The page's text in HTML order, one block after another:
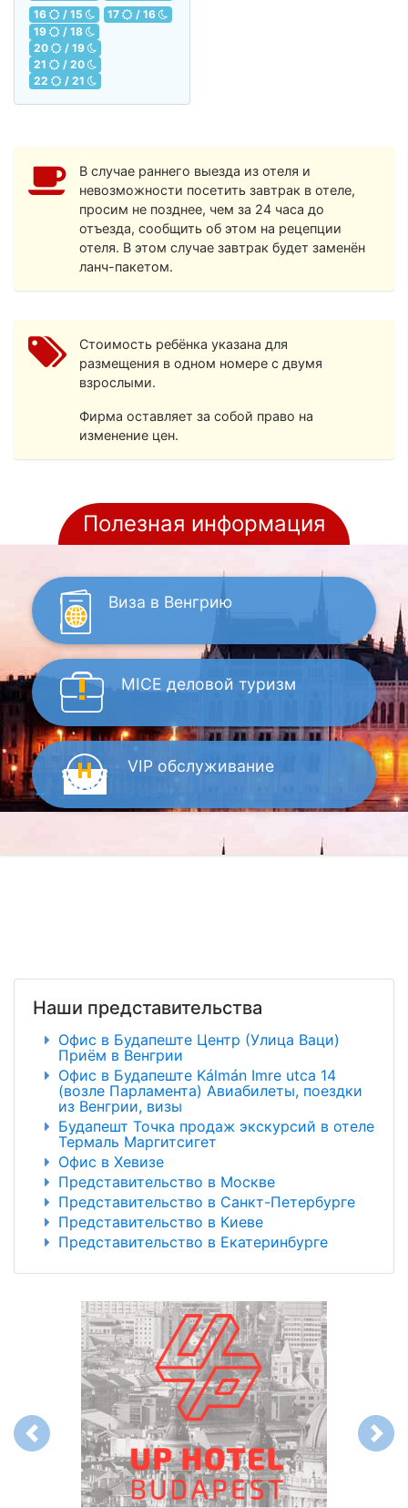
16
/ 15 17
/ 16
19
/ 18
20
/ 19
21
/ 20
22
/ 21
В случае раннего выезда из отеля и
невозможности посетить завтрак в отеле,
просим не позднее, чем за 24 часа до
отъезда, сообщить об этом на рецепции
отеля. В этом случае завтрак будет заменён
ланч-пакетом.
Стоимость ребёнка указана для
размещения в одном номере с двумя
взрослыми.
Фирма оставляет за собой право на
изменение цен.
Полезная информация
Виза в Венгрию
MICE деловой туризм
VIP обслуживание
Наши представительства
Офис в Будапеште Центр (Улица Ваци)
Приём в Венгрии
Офис в Будапеште Kálmán Imre utca 14
(возле Парламента) Авиабилеты, поездки
из Венгрии, визы
Будапешт Точка продаж экскурсий в отеле
Термаль Маргитсигет
Офис в Хевизе
Представительство в Москве
Представительство в Санкт-Петербурге
Представительство в Киеве
Представительство в Екатеринбурге
Previous Next